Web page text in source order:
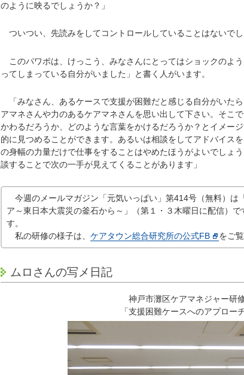
のように映るでしょうか？」
ついつい、先読みをしてコントロールしていることはないでし
このパワポは、けっこう、みなさんにとってはショックのよ
ってしまっている自分がいました」と書く人がいます。
「みなさん、あるケースで支援が困難だと感じる自分がいた
アマネさんや力のあるケアマネさんを思い出して下さい。そこ
かわるだろうか、どのような言葉をかけるだろうか？とイメー
的に見つめることができます。あるいは相談をしてアドバイス
の身幅の力量だけで仕事をすることはやめたほうがよいでしょ
談することで次の一手が見えてくることがあります」
今週のメールマガジン「元気いっぱい」第414号（無料）は
ア～東日本大震災の釜石から～」（第１・３木曜日に配信）
す。
私の研修の様子は、 ケアタウン総合研究所の公式FB をご
ムロさんの写メ日記
神戸市灘区ケアマネジャー研
「支援困難ケースへのアプローチ